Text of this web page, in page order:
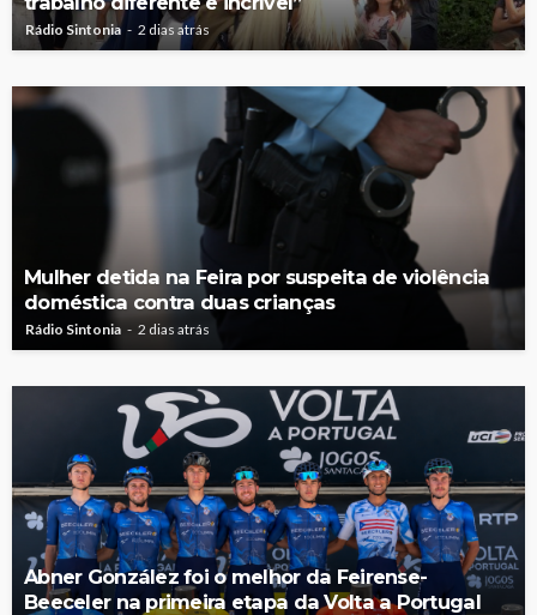
Rádio Sintonia 2 dias atrás
Mulher detida na Feira por suspeita de violência
doméstica contra duas crianças
Rádio Sintonia 2 dias atrás
Abner González foi o melhor da Feirense-
Beeceler na primeira etapa da Volta a Portugal